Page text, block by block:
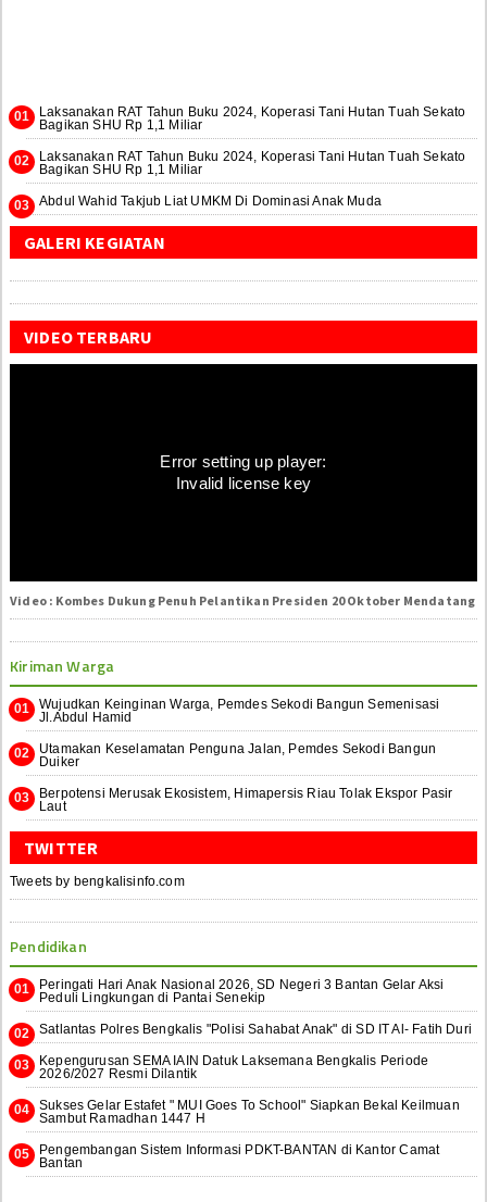
Laksanakan RAT Tahun Buku 2024, Koperasi Tani Hutan Tuah Sekato
Bagikan SHU Rp 1,1 Miliar
Laksanakan RAT Tahun Buku 2024, Koperasi Tani Hutan Tuah Sekato
Bagikan SHU Rp 1,1 Miliar
Abdul Wahid Takjub Liat UMKM Di Dominasi Anak Muda
GALERI KEGIATAN
VIDEO TERBARU
Error setting up player:
Invalid license key
Video : Kombes Dukung Penuh Pelantikan Presiden 20 Oktober Mendatang
Kiriman Warga
Wujudkan Keinginan Warga, Pemdes Sekodi Bangun Semenisasi
Jl.Abdul Hamid
Utamakan Keselamatan Penguna Jalan, Pemdes Sekodi Bangun
Duiker
Berpotensi Merusak Ekosistem, Himapersis Riau Tolak Ekspor Pasir
Laut
TWITTER
Tweets by bengkalisinfo.com
Pendidikan
Peringati Hari Anak Nasional 2026, SD Negeri 3 Bantan Gelar Aksi
Peduli Lingkungan di Pantai Senekip
Satlantas Polres Bengkalis "Polisi Sahabat Anak" di SD IT Al- Fatih Duri
Kepengurusan SEMA IAIN Datuk Laksemana Bengkalis Periode
2026/2027 Resmi Dilantik
Sukses Gelar Estafet " MUI Goes To School" Siapkan Bekal Keilmuan
Sambut Ramadhan 1447 H
Pengembangan Sistem Informasi PDKT-BANTAN di Kantor Camat
Bantan